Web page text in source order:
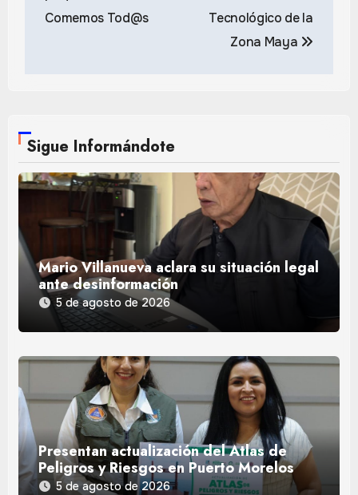
Comemos Tod@s
Tecnológico de la
Zona Maya
Sigue Informándote
Mario Villanueva aclara su situación legal
ante desinformación
5 de agosto de 2026
Presentan actualización del Atlas de
Peligros y Riesgos en Puerto Morelos
5 de agosto de 2026